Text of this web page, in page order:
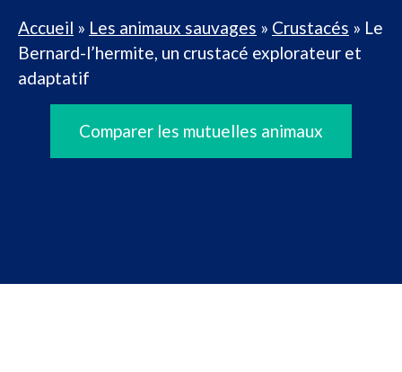
Accueil » Les animaux sauvages » Crustacés » Le
Bernard-l’hermite, un crustacé explorateur et
adaptatif
Comparer les mutuelles animaux